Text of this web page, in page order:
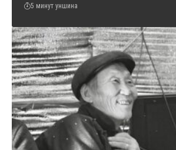
5 минут уншина